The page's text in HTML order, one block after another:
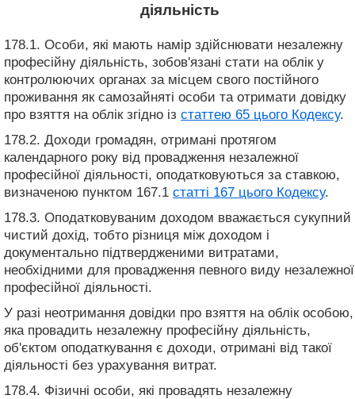
діяльність
178.1. Особи, які мають намір здійснювати незалежну
професійну діяльність, зобов'язані стати на облік у
контролюючих органах за місцем свого постійного
проживання як самозайняті особи та отримати довідку
про взяття на облік згідно із статтею 65 цього Кодексу.
178.2. Доходи громадян, отримані протягом
календарного року від провадження незалежної
професійної діяльності, оподатковуються за ставкою,
визначеною пунктом 167.1 статті 167 цього Кодексу.
178.3. Оподатковуваним доходом вважається сукупний
чистий дохід, тобто різниця між доходом і
документально підтвердженими витратами,
необхідними для провадження певного виду незалежної
професійної діяльності.
У разі неотримання довідки про взяття на облік особою,
яка провадить незалежну професійну діяльність,
об'єктом оподаткування є доходи, отримані від такої
діяльності без урахування витрат.
178.4. Фізичні особи, які провадять незалежну